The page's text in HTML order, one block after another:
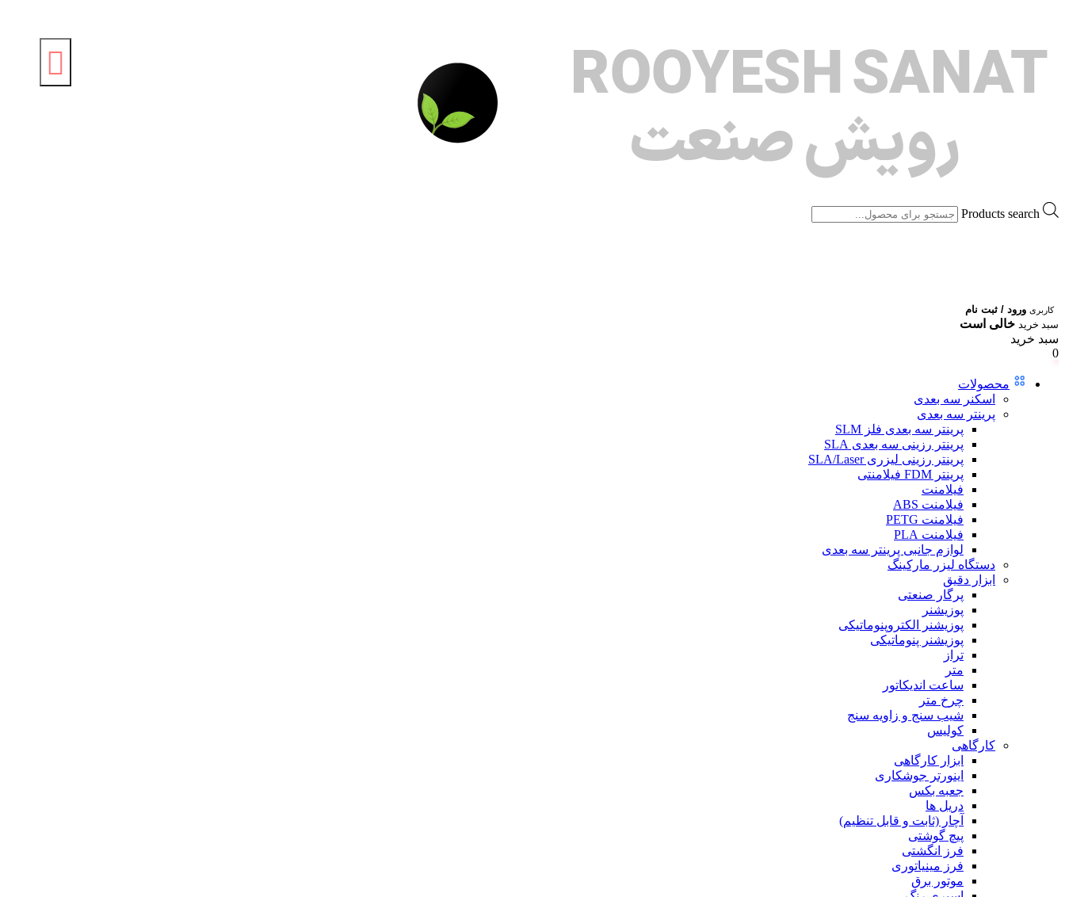
Products search
کاربری ورود / ثبت نام
سبد خرید خالی است
سبد خرید
0
محصولات
اسکنر سه بعدی
پرینتر سه بعدی
پرینتر سه بعدی فلز SLM
پرینتر رزینی سه بعدی SLA
پرینتر رزینی لیزری SLA/Laser
پرینتر FDM فیلامنتی
فیلامنت
فیلامنت ABS
فیلامنت PETG
فیلامنت PLA
لوازم جانبی پرینتر سه بعدی
دستگاه لیزر مارکینگ
ابزار دقیق
پرگار صنعتی
پوزیشنر
پوزیشنر الکتروپنوماتیکی
پوزیشنر پنوماتیکی
تراز
متر
ساعت اندیکاتور
چرخ متر
شیب سنج و زاویه سنج
کولیس
کارگاهی
ابزار کارگاهی
اینورتر جوشکاری
جعبه بکس
دریل ها
آچار (ثابت و قابل تنظیم)
پیچ گوشتی
فرز انگشتی
فرز مینیاتوری
موتور برق